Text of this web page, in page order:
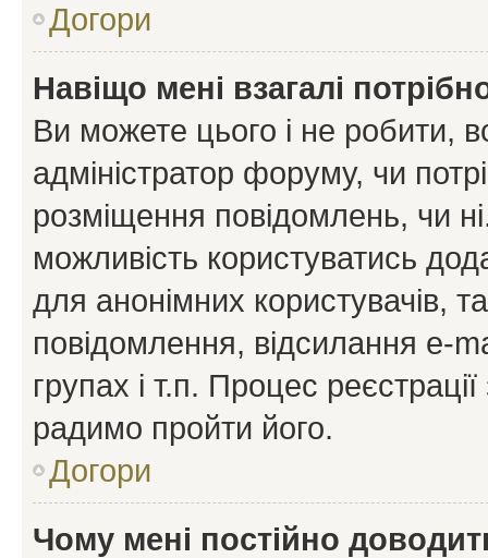
Догори
Навіщо мені взагалі
Ви можете цього і не робити,
адміністратор форуму, чи
розміщення повідомлень, чи
можливість користуватись
для анонімних користувачів,
повідомлення, відсилання e-
групах і т.п. Процес
радимо пройти його.
Догори
Чому мені постійно